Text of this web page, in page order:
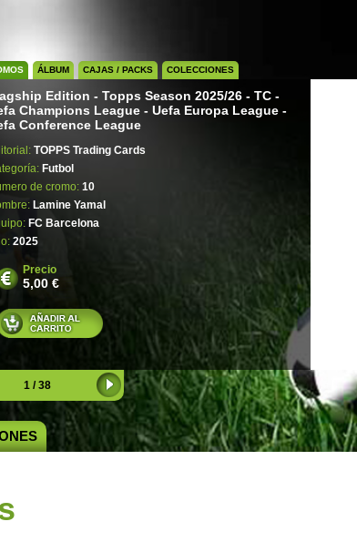
ÁLBUM CAJAS / PACKS COLECCIONES
Edition - Topps Season 2025/26 - TC -
Champions League - Uefa Europa League -
Conference League
TOPPS Trading Cards
Futbol
de cromo: 10
Lamine Yamal
FC Barcelona
2025
Precio
5,00 €
1 / 38